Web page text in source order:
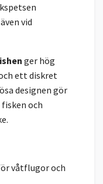
vid
ger hög
ett diskret
designen gör
och
våtflugor och